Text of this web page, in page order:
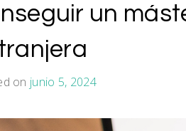
un
on junio 5, 2024